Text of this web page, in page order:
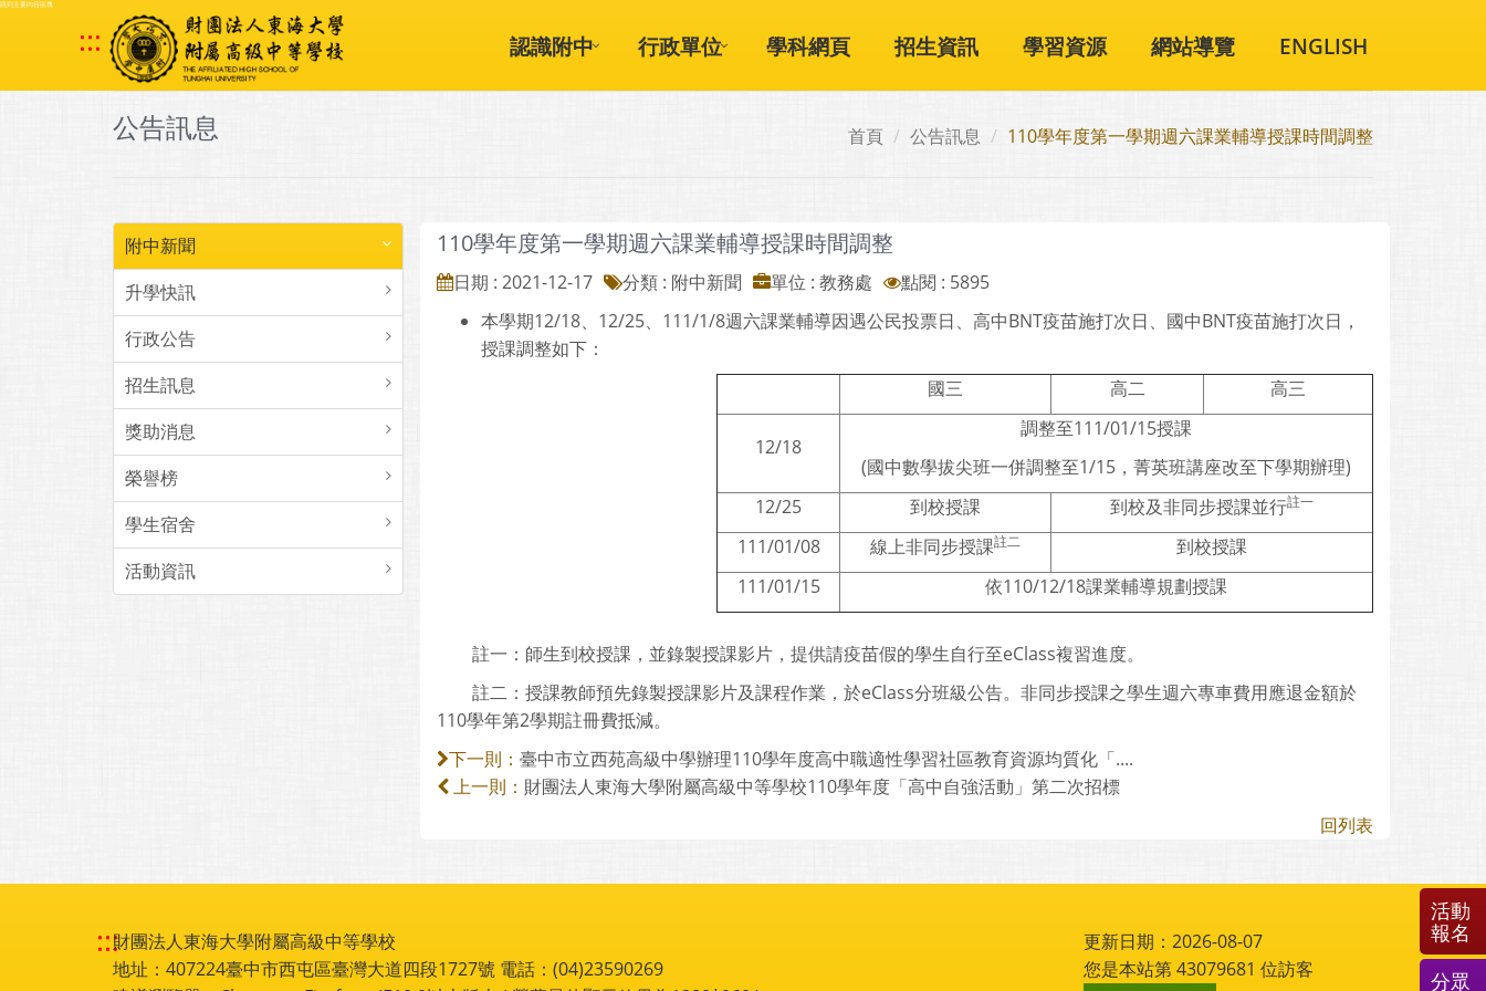
跳到主要內容區塊
::: 認識附中 行政單位 學科網頁 招生資訊 學習資源 網站導覽 ENGLISH
公告訊息 首頁 公告訊息 110學年度第一學期週六課業輔導授課時間調整
附中新聞
升學快訊
行政公告
招生訊息
獎助消息
榮譽榜
學生宿舍
活動資訊
110學年度第一學期週六課業輔導授課時間調整
日期 : 2021-12-17 分類 : 附中新聞 單位 : 教務處
點閱 : 5895
本學期12/18、12/25、111/1/8週六課業輔導因遇公民投票日、高中BNT疫苗施打次日、國中BNT疫苗施打次日，
授課調整如下：
國三
高二 高三
12/18
調整至111/01/15授課
(國中數學拔尖班一併調整至1/15，菁英班講座改至下學期辦理)
12/25
到校授課 到校及非同步授課並行註一
111/01/08 線上非同步授課註二
到校授課
111/01/15
依110/12/18課業輔導規劃授課
註一：師生到校授課，並錄製授課影片，提供請疫苗假的學生自行至eClass複習進度。
註二：授課教師預先錄製授課影片及課程作業，於eClass分班級公告。非同步授課之學生週六專車費用應退金額於
110學年第2學期註冊費抵減。
下一則： 臺中市立西苑高級中學辦理110學年度高中職適性學習社區教育資源均質化「....
上一則： 財團法人東海大學附屬高級中等學校110學年度「高中自強活動」第二次招標
回列表
:::財團法人東海大學附屬高級中等學校
地址：407224臺中市西屯區臺灣大道四段1727號 電話：(04)23590269
更新日期：2026-08-07
您是本站第43079681 位訪客
活動
報名
分眾